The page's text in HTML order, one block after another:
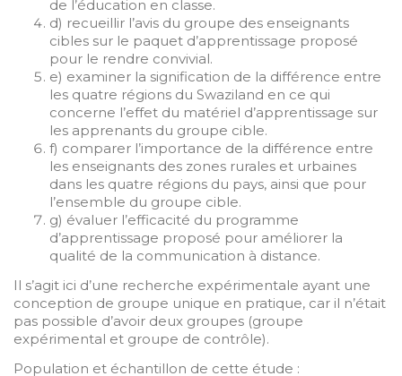
de l’éducation en classe.
d) recueillir l’avis du groupe des enseignants
cibles sur le paquet d’apprentissage proposé
pour le rendre convivial.
e) examiner la signification de la différence entre
les quatre régions du Swaziland en ce qui
concerne l’effet du matériel d’apprentissage sur
les apprenants du groupe cible.
f) comparer l’importance de la différence entre
les enseignants des zones rurales et urbaines
dans les quatre régions du pays, ainsi que pour
l’ensemble du groupe cible.
g) évaluer l’efficacité du programme
d’apprentissage proposé pour améliorer la
qualité de la communication à distance.
Il s’agit ici d’une recherche expérimentale ayant une
conception de groupe unique en pratique, car il n’était
pas possible d’avoir deux groupes (groupe
expérimental et groupe de contrôle).
Population et échantillon de cette étude :